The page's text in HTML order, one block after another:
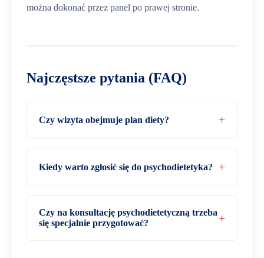
można dokonać przez panel po prawej stronie.
Najczęstsze pytania (FAQ)
Czy wizyta obejmuje plan diety?
Kiedy warto zgłosić się do psychodietetyka?
Czy na konsultację psychodietetyczną trzeba
się specjalnie przygotować?